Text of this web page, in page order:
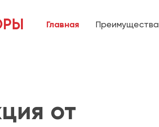
Главная Преимущества
от